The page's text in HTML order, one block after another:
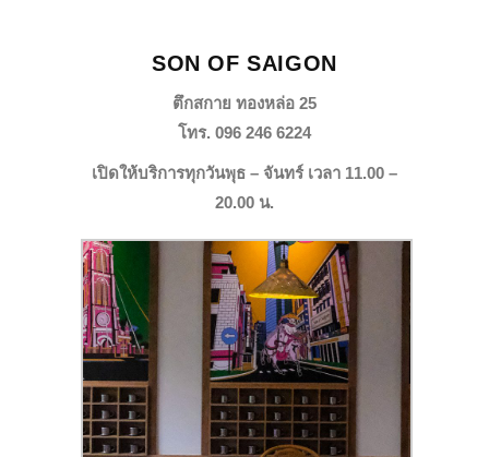
SON OF SAIGON
ตึกสกาย ทองหล่อ 25
โทร. 096 246 6224
เปิดให้บริการทุกวันพุธ – จันทร์ เวลา 11.00 –
20.00 น.